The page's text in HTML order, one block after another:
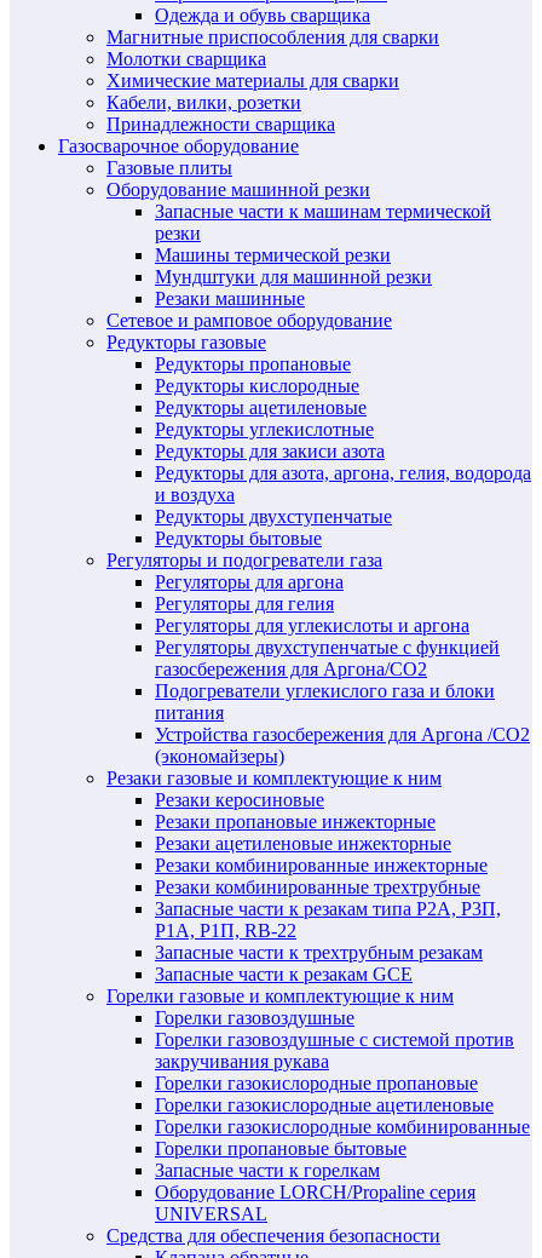
Одежда и обувь сварщика
Магнитные приспособления для сварки
Молотки сварщика
Химические материалы для сварки
Кабели, вилки, розетки
Принадлежности сварщика
Газосварочное оборудование
Газовые плиты
Оборудование машинной резки
Запасные части к машинам термической
резки
Машины термической резки
Мундштуки для машинной резки
Резаки машинные
Сетевое и рамповое оборудование
Редукторы газовые
Редукторы пропановые
Редукторы кислородные
Редукторы ацетиленовые
Редукторы углекислотные
Редукторы для закиси азота
Редукторы для азота, аргона, гелия, водорода
и воздуха
Редукторы двухступенчатые
Редукторы бытовые
Регуляторы и подогреватели газа
Регуляторы для аргона
Регуляторы для гелия
Регуляторы для углекислоты и аргона
Регуляторы двухступенчатые c функцией
газосбережения для Аргона/СО2
Подогреватели углекислого газа и блоки
питания
Устройства газосбережения для Аргона /СО2
(экономайзеры)
Резаки газовые и комплектующие к ним
Резаки керосиновые
Резаки пропановые инжекторные
Резаки ацетиленовые инжекторные
Резаки комбинированные инжекторные
Резаки комбинированные трехтрубные
Запасные части к резакам типа Р2А, Р3П,
Р1А, Р1П, RB-22
Запасные части к трехтрубным резакам
Запасные части к резакам GCE
Горелки газовые и комплектующие к ним
Горелки газовоздушные
Горелки газовоздушные с системой против
закручивания рукава
Горелки газокислородные пропановые
Горелки газокислородные ацетиленовые
Горелки газокислородные комбинированные
Горелки пропановые бытовые
Запасные части к горелкам
Оборудование LORCH/Propaline серия
UNIVERSAL
Средства для обеспечения безопасности